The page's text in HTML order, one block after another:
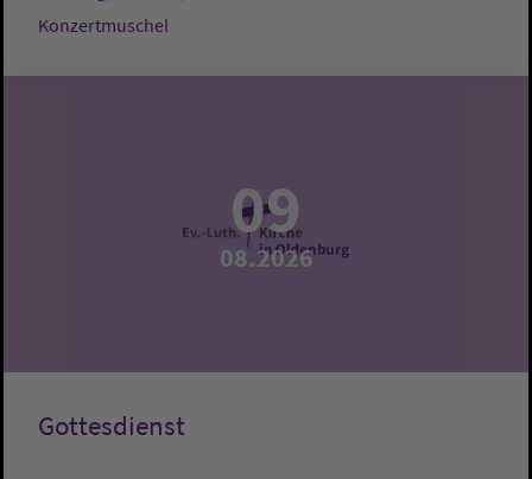
Konzertmuschel
09
08.2026
Gottesdienst